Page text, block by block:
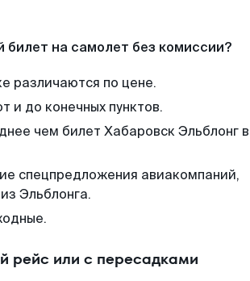
билет на самолет без комиссии?
различаются по цене.
и до конечных пунктов.
чем билет Хабаровск Эльблонг в
спецпредложения авиакомпаний,
Эльблонга.
рейс или с пересадками